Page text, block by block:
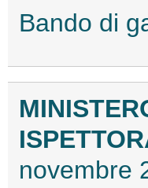
Bando di
novembre